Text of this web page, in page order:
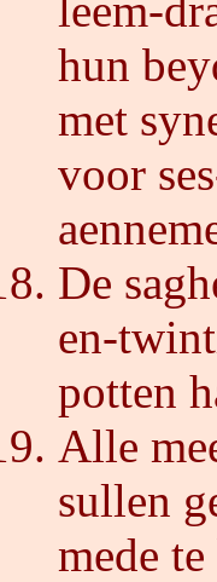
hun
met
voor
De
en-
potten
Alle
sullen
mede